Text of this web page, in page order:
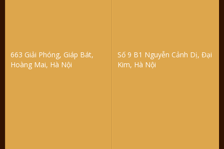
663 Giải Phóng, Giáp Bát,
Hoàng Mai, Hà Nội
Số 9 B1 Nguyễn Cảnh Dị, Đại
Kim, Hà Nội